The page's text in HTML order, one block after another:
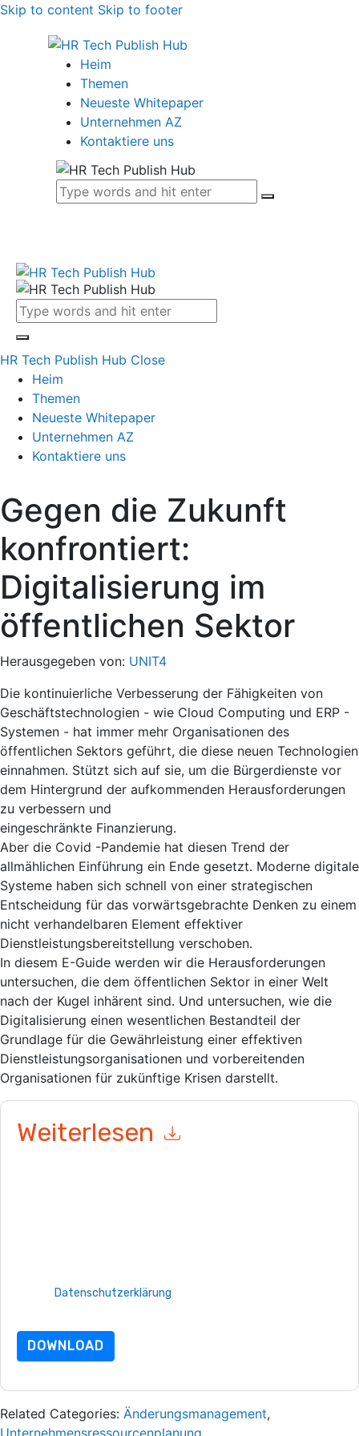
Skip to content Skip to footer
Heim
Themen
Neueste Whitepaper
Unternehmen AZ
Kontaktiere uns
HR Tech Publish Hub Close
Heim
Themen
Neueste Whitepaper
Unternehmen AZ
Kontaktiere uns
Gegen die Zukunft
konfrontiert:
Digitalisierung im
öffentlichen Sektor
Herausgegeben von: UNIT4
Die kontinuierliche Verbesserung der Fähigkeiten von
Geschäftstechnologien - wie Cloud Computing und ERP -
Systemen - hat immer mehr Organisationen des
öffentlichen Sektors geführt, die diese neuen Technologien
einnahmen. Stützt sich auf sie, um die Bürgerdienste vor
dem Hintergrund der aufkommenden Herausforderungen
zu verbessern und
eingeschränkte Finanzierung.
Aber die Covid -Pandemie hat diesen Trend der
allmählichen Einführung ein Ende gesetzt. Moderne digitale
Systeme haben sich schnell von einer strategischen
Entscheidung für das vorwärtsgebrachte Denken zu einem
nicht verhandelbaren Element effektiver
Dienstleistungsbereitstellung verschoben.
In diesem E-Guide werden wir die Herausforderungen
untersuchen, die dem öffentlichen Sektor in einer Welt
nach der Kugel inhärent sind. Und untersuchen, wie die
Digitalisierung einen wesentlichen Bestandteil der
Grundlage für die Gewährleistung einer effektiven
Dienstleistungsorganisationen und vorbereitenden
Organisationen für zukünftige Krisen darstellt.
Weiterlesen
Datenschutzerklärung
DOWNLOAD
Related Categories: Änderungsmanagement,
Unternehmensressourcenplanung